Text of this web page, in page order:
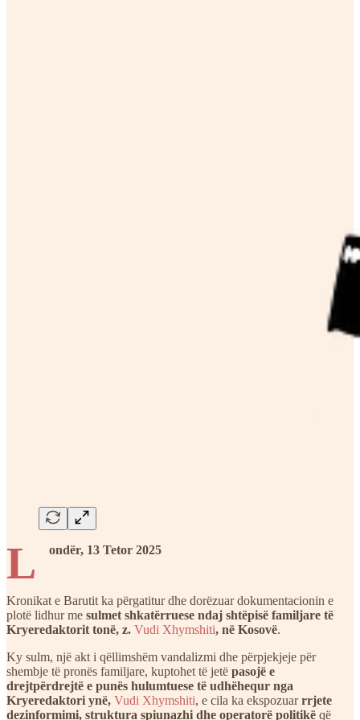
L ondër, 13 Tetor 2025
Kronikat e Barutit ka përgatitur dhe dorëzuar dokumentacionin e
plotë lidhur me sulmet shkatërruese ndaj shtëpisë familjare të
Kryeredaktorit tonë, z. Vudi Xhymshiti, në Kosovë.
Ky sulm, një akt i qëllimshëm vandalizmi dhe përpjekjeje për
shembje të pronës familjare, kuptohet të jetë pasojë e
drejtpërdrejtë e punës hulumtuese të udhëhequr nga
Kryeredaktori ynë, Vudi Xhymshiti, e cila ka ekspozuarrrjete
dezinformimi, struktura spiunazhi dhe operatorë politikë që